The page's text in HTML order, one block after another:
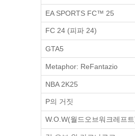
EA SPORTS FC™ 25
FC 24 (피파 24)
GTA5
Metaphor: ReFantazio
NBA 2K25
P의 거짓
W.O.W(월드오브워크레프